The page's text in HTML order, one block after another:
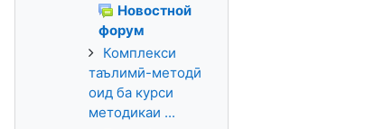
Новостной
форум
Комплекси
таълимӣ-методӣ
оид ба курси
методикаи ...